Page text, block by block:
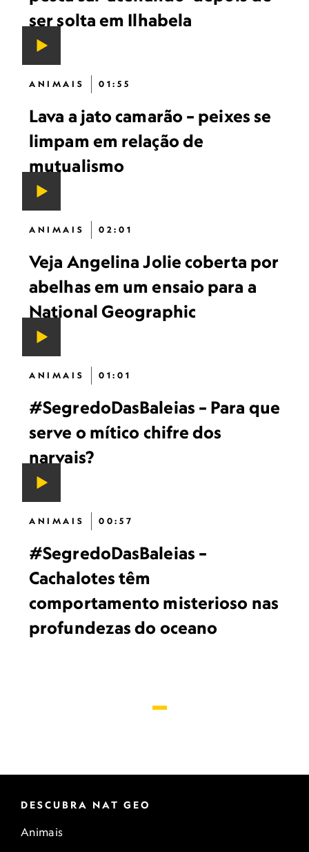
ser solta em Ilhabela
ANIMAIS 01:55
Lava a jato camarão – peixes se
limpam em relação de
mutualismo
ANIMAIS 02:01
Veja Angelina Jolie coberta por
abelhas em um ensaio para a
National Geographic
ANIMAIS 01:01
#SegredoDasBaleias – Para que
serve o mítico chifre dos
narvais?
ANIMAIS 00:57
#SegredoDasBaleias –
Cachalotes têm
comportamento misterioso nas
profundezas do oceano
DESCUBRA NAT GEO
Animais